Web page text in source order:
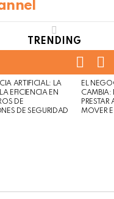
TRENDING
ARTIFICIAL: LA
EFICIENCIA EN
DE
DE SEGURIDAD
EL
CAMBIA:
MOVER